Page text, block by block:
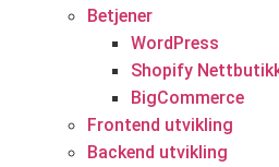
Betjener
WordPress
Shopify
BigCommerce
Frontend utvikling
Backend utvikling
Webapplikasjonsdesign
Tilpasset Webdesign
Portefølje Webdesign
Vanlige spørsmål
Nettsteddesign- og
Få et tilbud